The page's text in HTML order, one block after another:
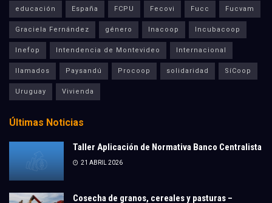
educación España FCPU Fecovi Fucc Fucvam
Graciela Fernández género Inacoop Incubacoop
Inefop Intendencia de Montevideo Internacional
llamados Paysandú Procoop solidaridad SíCoop
Uruguay Vivienda
Últimas Noticias
Taller Aplicación de Normativa Banco Centralista
21 ABRIL 2026
Cosecha de granos, cereales y pasturas –